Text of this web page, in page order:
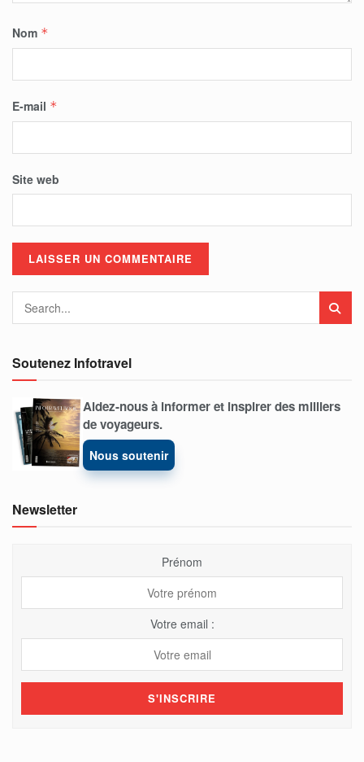
Nom *
E-mail *
Site web
Soutenez Infotravel
Aidez-nous à informer et inspirer des milliers
de voyageurs.
Nous soutenir
Newsletter
Prénom
Votre email :